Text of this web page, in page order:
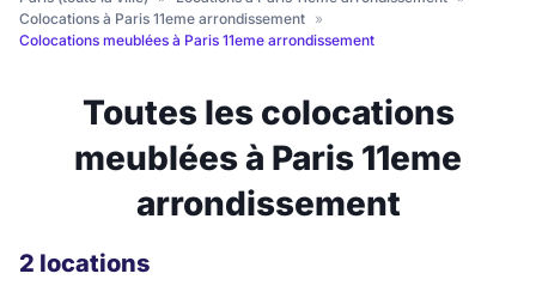
Que recherchez-vous ?
Colocation Coliving
Résidence étudiante
Meublé ?
Colocations à Paris 11eme arrondissement »
Colocations meublées à Paris 11eme arrondissement
Toutes les colocations
meublées à Paris 11eme
arrondissement
2 locations